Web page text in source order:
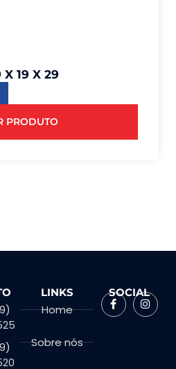
X 19 X 29
PRODUTO
LINKS
Home
Sobre nós
SOCIAL